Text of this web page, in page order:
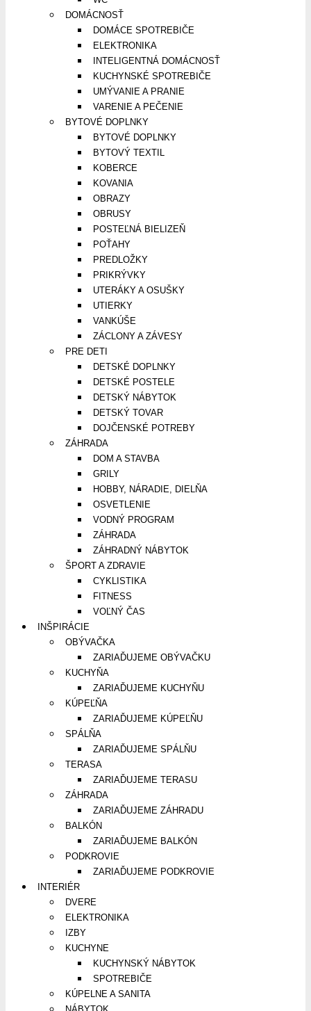
DOMÁCNOSŤ
DOMÁCE SPOTREBIČE
ELEKTRONIKA
INTELIGENTNÁ DOMÁCNOSŤ
KUCHYNSKÉ SPOTREBIČE
UMÝVANIE A PRANIE
VARENIE A PEČENIE
BYTOVÉ DOPLNKY
BYTOVÉ DOPLNKY
BYTOVÝ TEXTIL
KOBERCE
KOVANIA
OBRAZY
OBRUSY
POSTEĽNÁ BIELIZEŇ
POŤAHY
PREDLOŽKY
PRIKRÝVKY
UTERÁKY A OSUŠKY
UTIERKY
VANKÚŠE
ZÁCLONY A ZÁVESY
PRE DETI
DETSKÉ DOPLNKY
DETSKÉ POSTELE
DETSKÝ NÁBYTOK
DETSKÝ TOVAR
DOJČENSKÉ POTREBY
ZÁHRADA
DOM A STAVBA
GRILY
HOBBY, NÁRADIE, DIELŇA
OSVETLENIE
VODNÝ PROGRAM
ZÁHRADA
ZÁHRADNÝ NÁBYTOK
ŠPORT A ZDRAVIE
CYKLISTIKA
FITNESS
VOĽNÝ ČAS
INŠPIRÁCIE
OBÝVAČKA
ZARIAĎUJEME OBÝVAČKU
KUCHYŇA
ZARIAĎUJEME KUCHYŇU
KÚPEĽŇA
ZARIAĎUJEME KÚPEĽŇU
SPÁLŇA
ZARIAĎUJEME SPÁLŇU
TERASA
ZARIAĎUJEME TERASU
ZÁHRADA
ZARIAĎUJEME ZÁHRADU
BALKÓN
ZARIAĎUJEME BALKÓN
PODKROVIE
ZARIAĎUJEME PODKROVIE
INTERIÉR
DVERE
ELEKTRONIKA
IZBY
KUCHYNE
KUCHYNSKÝ NÁBYTOK
SPOTREBIČE
KÚPELNE A SANITA